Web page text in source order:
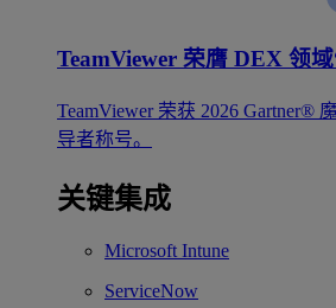
TeamViewer 荣膺 DEX 领
TeamViewer 荣获 2026 Gartner®
导者称号。
关键集成
Microsoft Intune
ServiceNow